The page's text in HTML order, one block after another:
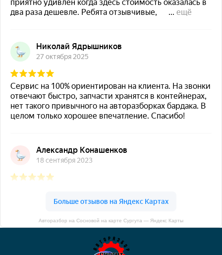
Авторазбор на Сосновой на карте Сургута — Яндекс Карты